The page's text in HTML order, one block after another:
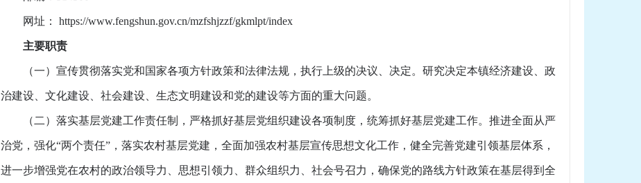
网址： https://www.fengshun.gov.cn/mzfshjzzf/gkmlpt/index
主要职责
（一）宣传贯彻落实党和国家各项方针政策和法律法规，执行上级的决议、决定。研究决定本镇经济建设、政
治建设、文化建设、社会建设、生态文明建设和党的建设等方面的重大问题。
（二）落实基层党建工作责任制，严格抓好基层党组织建设各项制度，统筹抓好基层党建工作。推进全面从严
治党，强化“两个责任”，落实农村基层党建，全面加强农村基层宣传思想文化工作，健全完善党建引领基层体系，
进一步增强党在农村的政治领导力、思想引领力、群众组织力、社会号召力，确保党的路线方针政策在基层得到全